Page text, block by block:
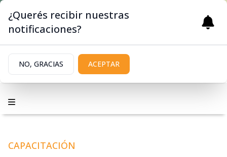
CAPACITACIÓN
¿Querés recibir nuestras
notificaciones?
NO, GRACIAS ACEPTAR